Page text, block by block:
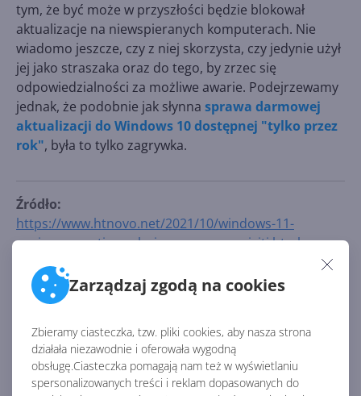
Zarządzaj zgodą na cookies
Zbieramy ciasteczka, tzw. pliki cookies, aby nasza strona
działała niezawodnie i oferowała wygodną
obsługę.Ciasteczka pomagają nam też w wyświetlaniu
spersonalizowanych treści i reklam dopasowanych do
tym, że być może w przyszłości będzie blokował
aktualizacje na niewspieranych komputerach. Nie
wiadomo jeszcze, czy z niej skorzysta, czy jedynie użył
jej jako straszaka oraz do tego, by zrzec się
odpowiedzialności za możliwe awarie. Podejrzewamy
jednak, że podobnie jak słynna sprawa darmowej
aktualizacji do Windows 10 dostępnej "tylko przez
rok", była to tylko zagrywka.
Źródło:
https://www.htnovo.net/2021/10/windows-11-
aggiornamenti-regolari-pc-senza-requisiti.html
AKTUALNOŚCI Z KATEGORII WINDOWS 11
Windows będzie
bezpieczniejszy. AI
przyspiesza wykrywanie